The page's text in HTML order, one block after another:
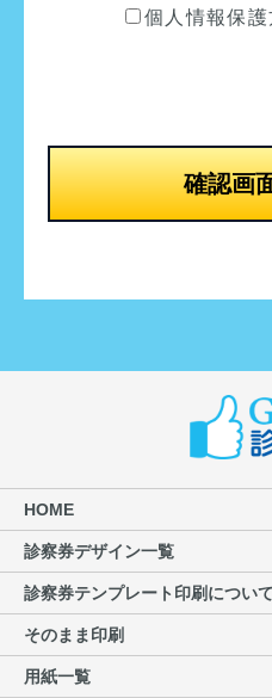
し、お客様の大切な
す。
・お申込等のご本人
・ご請求のあった商
め。
3.株式会社シーガル
個人情報を適正に取
定及び社内管理体制
個人情報の紛失、破
防止に関する適切な
その見直しを継続し
個人情報の保護に努
4.株式会社シーガル
個人情報については
成するため、業務委
個人情報保
確認画
HOME
診察券デザイン一覧
診察券テンプレート印刷について
そのまま印刷
用紙一覧